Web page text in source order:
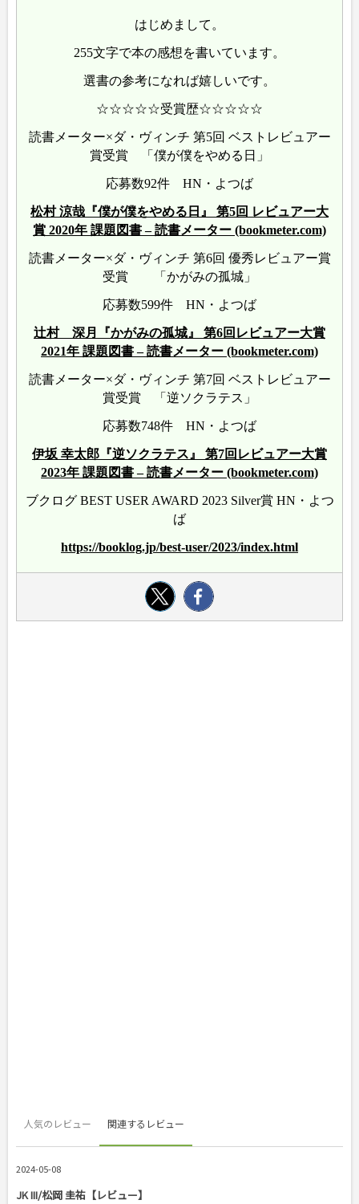
はじめまして。
255文字で本の感想を書いています。
選書の参考になれば嬉しいです。
☆☆☆☆☆受賞歴☆☆☆☆☆
読書メーター×ダ・ヴィンチ 第5回 ベストレビュアー
賞受賞 「僕が僕をやめる日」
応募数92件 HN・よつば
松村 涼哉『僕が僕をやめる日』 第5回 レビュアー大
賞 2020年 課題図書 – 読書メーター (bookmeter.com)
読書メーター×ダ・ヴィンチ 第6回 優秀レビュアー賞
受賞 「かがみの孤城」
応募数599件 HN・よつば
辻村 深月『かがみの孤城』 第6回レビュアー大賞
2021年 課題図書 – 読書メーター (bookmeter.com)
読書メーター×ダ・ヴィンチ 第7回 ベストレビュアー
賞受賞 「逆ソクラテス」
応募数748件 HN・よつば
伊坂 幸太郎『逆ソクラテス』 第7回レビュアー大賞
2023年 課題図書 – 読書メーター (bookmeter.com)
ブクログ BEST USER AWARD 2023 Silver賞 HN・よつ
ば
https://booklog.jp/best-user/2023/index.html
人気のレビュー 関連するレビュー
2024-05-08
JK III/松岡 圭祐【レビュー】